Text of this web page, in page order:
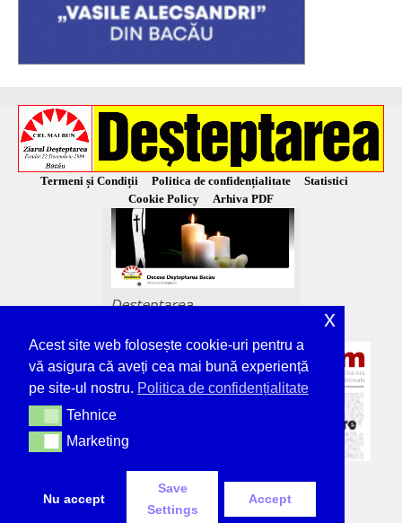
Termeni și Condiții Politica de confidențialitate
Statistici
Cookie Policy
Arhiva PDF
Acest site web folosește cookie-uri pentru a
vă asigura că aveți cea mai bună experiență
pe site-ul nostru. Politica de confidențialitate
TehniceTehnice
MarketingMarketing
Nu accept
Save
Settings
Accept
x